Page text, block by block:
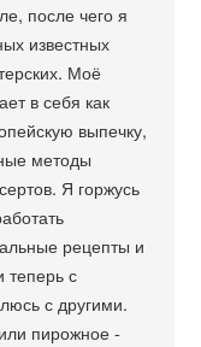
после чего я
известных
Моё
в себя как
выпечку,
методы
Я горжусь
рецепты и
теперь с
с другими.
пирожное -